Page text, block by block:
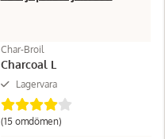
Char-Broil
Charcoal L
Lagervara
(15 omdömen)